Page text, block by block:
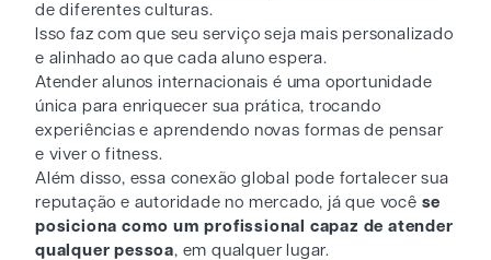
de diferentes culturas.
Isso faz com que seu serviço seja mais personalizado
e alinhado ao que cada aluno espera.
Atender alunos internacionais é uma oportunidade
única para enriquecer sua prática, trocando
experiências e aprendendo novas formas de pensar
e viver o fitness.
Além disso, essa conexão global pode fortalecer sua
reputação e autoridade no mercado, já que você se
posiciona como um profissional capaz de atender
qualquer pessoa, em qualquer lugar.